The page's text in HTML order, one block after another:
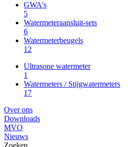
GWA's
5
Watermeteraansluit-sets
6
Watermeterbeugels
12
Ultrasone watermeter
1
Watermeters / Stijgwatermeters
17
Over ons
Downloads
MVO
Nieuws
Zoeken